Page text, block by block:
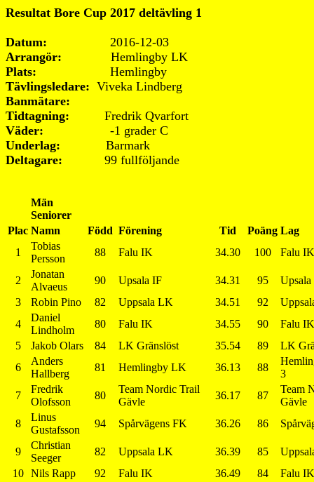
Resultat Bore Cup 2017 deltävling 1
Datum: 2016-12-03
Arrangör: Hemlingby LK
Plats: Hemlingby
Tävlingsledare: Viveka Lindberg
Banmätare:
Tidtagning: Fredrik Qvarfort
Väder: -1 grader C
Underlag: Barmark
Deltagare: 99 fullföljande
Män
Seniorer
Plac Namn Född Förening Tid Poäng Lag
1
Tobias
Persson
88 Falu IK 34.30 100 Falu IK
2
Jonatan
Alvaeus
90 Upsala IF 34.31 95
Upsala
3
Robin Pino 82 Uppsala LK 34.51 92
4
Daniel
Lindholm
80 Falu IK 34.55 90
Falu IK
5
Jakob Olars 84 LK Gränslöst 35.54 89
LK
6
Anders
Hallberg
81 Hemlingby LK 36.13 88
3
7
Fredrik
Olofsson
80
Team Nordic Trail
Gävle
36.17 87
Team
Gävle
8
Linus
Gustafsson
94 Spårvägens FK 36.26 86
9
Christian
Seeger
82 Uppsala LK 36.39 85
10
Nils Rapp 92 Falu IK 36.49 84
Falu IK